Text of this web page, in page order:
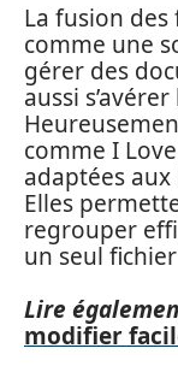
La fusion des
comme une
gérer des
aussi
comme I
adaptées
Elles
regrouper
un seul
Lire
modifier